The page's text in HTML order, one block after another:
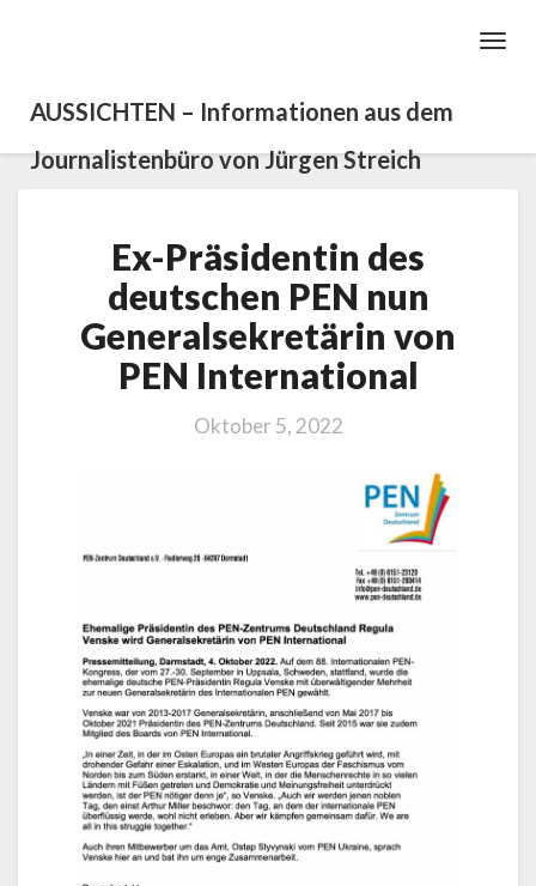
AUSSICHTEN – Informationen aus dem
Journalistenbüro von Jürgen Streich
Präsidentin
des
deutschen
PEN
nun
Generalsekretärin
PEN
Ex-Präsidentin des
deutschen PEN nun
Generalsekretärin von
PEN International
Oktober 5, 2022